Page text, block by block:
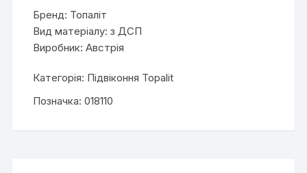
Бренд: Топаліт
Вид матеріалу: з ДСП
Виробник: Австрія
Категорія: Підвіконня Topalit
Позначка:018110